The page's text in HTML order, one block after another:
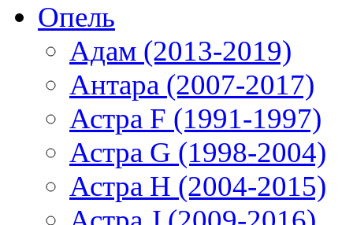
Опель
Адам (2013-2019)
Антара (2007-2017)
Астра F (1991-1997)
Астра G (1998-2004)
Астра H (2004-2015)